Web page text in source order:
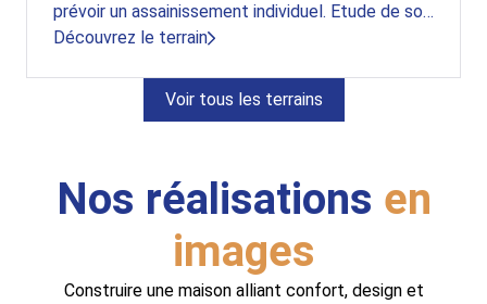
prévoir un assainissement individuel. Etude de sol
et certificat d'urbanisme réalisés.
Découvrez le terrain
Voir tous les terrains
Nos réalisations en
images
Construire une maison alliant confort, design et